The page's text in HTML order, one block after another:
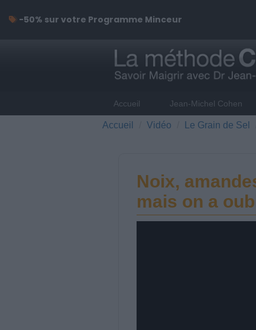
Accueil Jean-Michel Cohen
Accueil Vidéo Le Grain de Sel
Noix,
mais on a
-50% sur votre Programme Minceur